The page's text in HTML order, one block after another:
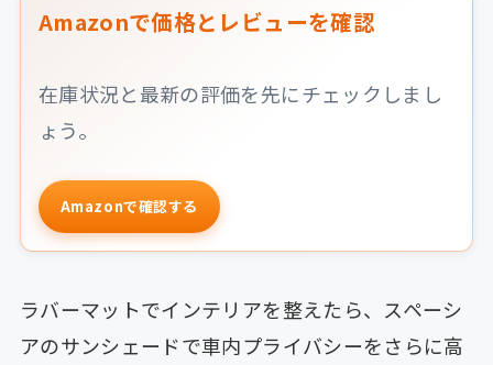
Amazonで価格とレビューを確認
在庫状況と最新の評価を先にチェックしまし
ょう。
Amazonで確認する
ラバーマットでインテリアを整えたら、スペーシ
アのサンシェードで車内プライバシーをさらに高